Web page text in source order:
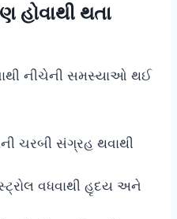
હોવાથી થતા
નીચેની સમસ્યાઓ થઈ
ચરબી સંગ્રહ થવાથી
વધવાથી હૃદય અને